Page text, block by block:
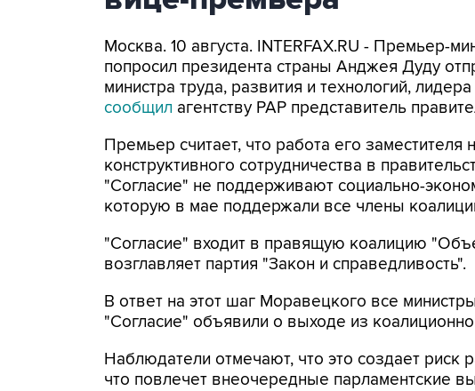
Москва. 10 августа. INTERFAX.RU - Премьер-
попросил президента страны Анджея Дуду
министра труда, развития и технологий,
сообщил агентству РАР представитель
Премьер считает, что работа его заместителя
конструктивного сотрудничества в
"Согласие" не поддерживают социально-
которую в мае поддержали все члены
"Согласие" входит в правящую коалицию
возглавляет партия "Закон и справедливость".
В ответ на этот шаг Моравецкого все
"Согласие" объявили о выходе из
Наблюдатели отмечают, что это создает риск
что повлечет внеочередные парламентские